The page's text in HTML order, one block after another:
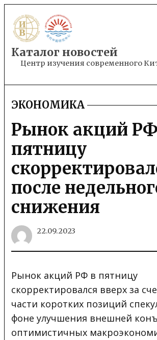
to
content
Каталог новостей
Центр изучения современного
POSTED
IN
ЭКОНОМИКА
Рынок акций
пятницу
после
снижения
22.09.2023
Рынок акций РФ в пятницу
скорректировался вверх за
части коротких позиций
фоне улучшения внешней
оптимистичных